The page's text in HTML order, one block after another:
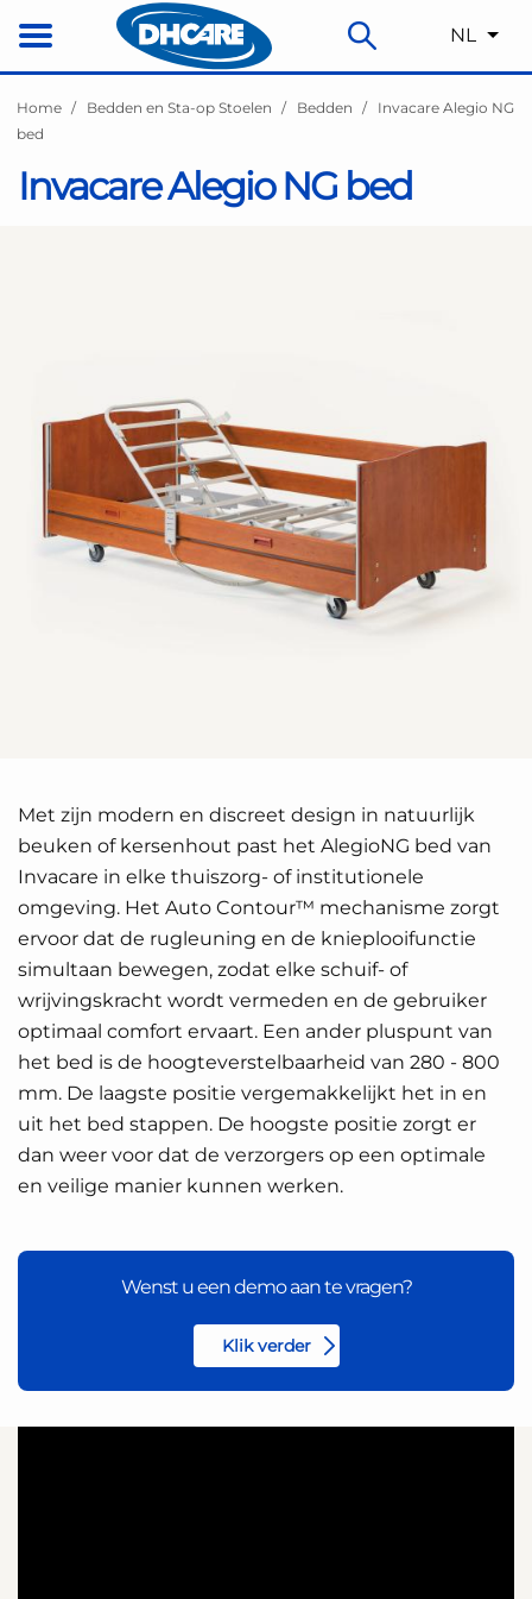
NL
Home Bedden en Sta-op Stoelen Bedden
Invacare Alegio NG
bed
Invacare Alegio NG bed
Met zijn modern en discreet design in natuurlijk
beuken of kersenhout past het AlegioNG bed van
Invacare in elke thuiszorg- of institutionele
omgeving. Het Auto Contour™ mechanisme zorgt
ervoor dat de rugleuning en de knieplooifunctie
simultaan bewegen, zodat elke schuif- of
wrijvingskracht wordt vermeden en de gebruiker
optimaal comfort ervaart. Een ander pluspunt van
het bed is de hoogteverstelbaarheid van 280 - 800
mm. De laagste positie vergemakkelijkt het in en
uit het bed stappen. De hoogste positie zorgt er
dan weer voor dat de verzorgers op een optimale
en veilige manier kunnen werken.
Wenst u een demo aan te vragen?
Klik verder